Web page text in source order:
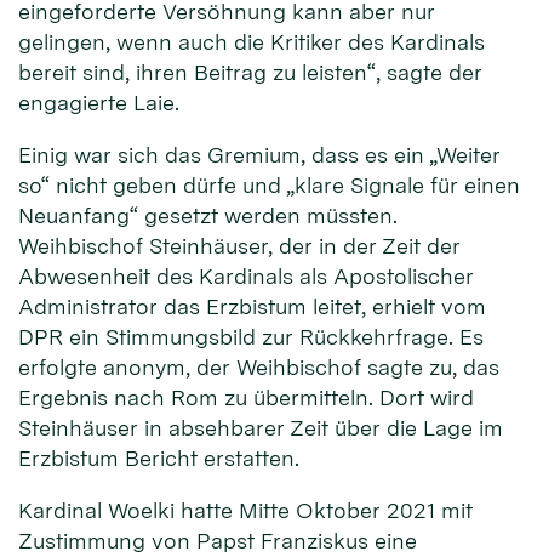
eingeforderte Versöhnung kann aber nur
gelingen, wenn auch die Kritiker des Kardinals
bereit sind, ihren Beitrag zu leisten“, sagte der
engagierte Laie.
Einig war sich das Gremium, dass es ein „Weiter
so“ nicht geben dürfe und „klare Signale für einen
Neuanfang“ gesetzt werden müssten.
Weihbischof Steinhäuser, der in der Zeit der
Abwesenheit des Kardinals als Apostolischer
Administrator das Erzbistum leitet, erhielt vom
DPR ein Stimmungsbild zur Rückkehrfrage. Es
erfolgte anonym, der Weihbischof sagte zu, das
Ergebnis nach Rom zu übermitteln. Dort wird
Steinhäuser in absehbarer Zeit über die Lage im
Erzbistum Bericht erstatten.
Kardinal Woelki hatte Mitte Oktober 2021 mit
Zustimmung von Papst Franziskus eine